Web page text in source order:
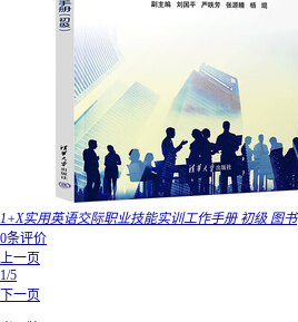
1+X实用英语交际职业技能实训工作手册 初级 图书
0条评价
上一页
1/5
下一页